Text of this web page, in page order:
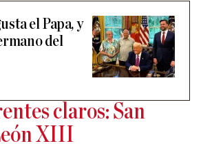
el Papa, y
del
claros: San
XIII